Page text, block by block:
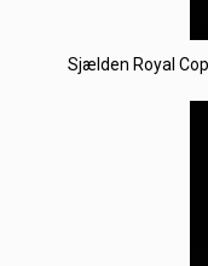
Sjælden Royal